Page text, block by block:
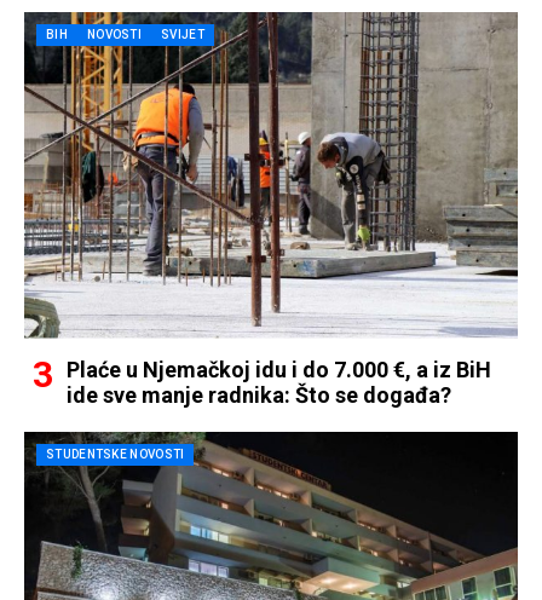
BIH NOVOSTI SVIJET
Plaće u Njemačkoj idu i do 7.000 €, a iz BiH
ide sve manje radnika: Što se događa?
STUDENTSKE NOVOSTI